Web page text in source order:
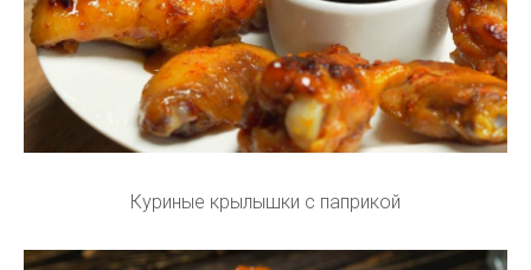
Куриные крылышки с паприкой